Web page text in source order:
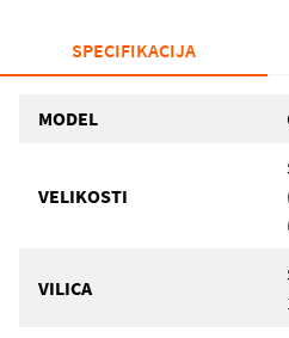
SPECIFIKACIJA
MODEL
VELIKOSTI
VILICA